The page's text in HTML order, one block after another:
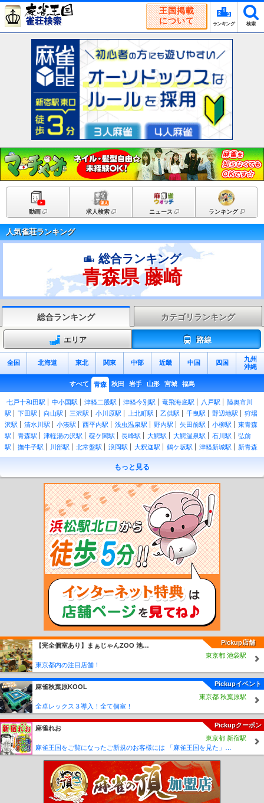
王国掲載
について
ランキング 検索
動画 求人検索 ニュース ランキング
人気雀荘ランキング
総合ランキング
青森県 藤崎
総合ランキング カテゴリランキング
エリア 路線
全国 北海道 東北 関東 中部 近畿 中国 四国
九州
沖縄
すべて 青森 秋田 岩手 山形 宮城 福島
七戸十和田駅 中小国駅 津軽二股駅 津軽今別駅 竜飛海底駅 八戸駅
陸奥市川
駅
下田駅 向山駅 三沢駅 小川原駅 上北町駅 乙供駅 千曳駅 野辺地駅
狩場
沢駅
清水川駅 小湊駅 西平内駅 浅虫温泉駅 野内駅 矢田前駅 小柳駅
東青森
駅
青森駅 津軽湯の沢駅 碇ケ関駅 長峰駅 大鰐駅 大鰐温泉駅 石川駅
弘前
駅
撫牛子駅 川部駅 北常盤駅 浪岡駅 大釈迦駅 鶴ケ坂駅 津軽新城駅
新青森
駅
北野辺地駅 有戸駅 吹越駅 陸奥横浜駅 有畑駅 近川駅 金谷沢駅
赤川駅
白神岳登山口駅 松神駅
辺駅
ウェスパ椿山駅 艫作駅 横磯駅 深浦駅 広戸駅 追良瀬駅 驫木駅
風合瀬
千畳敷駅 北金ケ沢駅 陸奥柳田駅 陸奥赤石駅 鰺ケ沢駅
陸奥森田駅 中田駅 木造駅 五所川原駅 津軽五所川原駅 陸奥鶴田駅
林崎駅 藤崎駅 油川駅 津軽宮田駅 奥内駅 左堰駅 後潟駅
郷沢駅 瀬辺地駅 蟹田駅 大平駅 大川平駅 今別駅 津軽浜名駅
長苗代駅 本八戸駅 小中野駅 陸奥湊駅 白銀駅 鮫駅
プレイピア白浜駅
種差海岸駅 大久喜駅 金浜駅 大蛇駅 階上駅 十川駅
毘沙門駅 嘉瀬駅 金木駅 芦野公園駅 川倉駅 大沢内駅
弘前東高前駅 運動公園前駅 新里駅 館田駅 平賀駅
柏農高校前駅
尾上高校前駅 田舎館駅 境松駅 黒石駅 宿川原駅 鯖石駅
石川駅 義塾高校前駅 津軽大沢駅 松木平駅 小栗山駅 千年駅
弘前学院大前駅 弘高下駅 中央弘前駅 大曲駅 柳沢駅
高清水駅 北里大学前駅 工業高校前駅 ひがし野団地駅 十和田市駅
諏訪ノ平駅 剣吉駅 苫米地駅 北高岩駅 筒井駅
もっと見る
Pickup店舗
【完全個室あり】まぁじゃんZOO 池袋西口総本店
東京都 池袋駅
東京都内の注目店舗！
Pickupイベント
麻雀秋葉原KOOL
東京都 秋葉原駅
全卓レックス３導入！全て個室！
Pickupクーポン
麻雀れお
東京都 新宿駅